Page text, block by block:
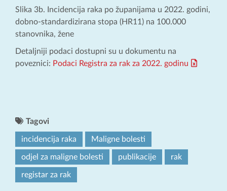
Slika 3b. Incidencija raka po županijama u 2022. godini,
dobno-standardizirana stopa (HR11) na 100.000
stanovnika, žene
Detaljniji podaci dostupni su u dokumentu na
poveznici: Podaci Registra za rak za 2022. godinu
Tagovi
incidencija raka Maligne bolesti
odjel za maligne bolesti publikacije rak
registar za rak